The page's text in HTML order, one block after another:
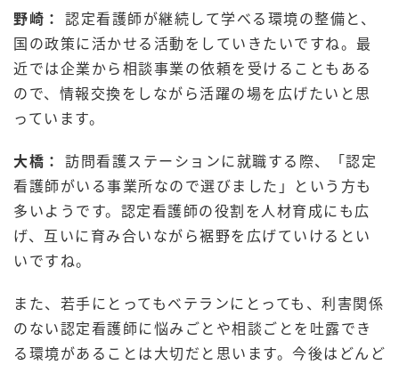
野崎： 認定看護師が継続して学べる環境の整備と、
国の政策に活かせる活動をしていきたいですね。最
近では企業から相談事業の依頼を受けることもある
ので、情報交換をしながら活躍の場を広げたいと思
っています。
大橋： 訪問看護ステーションに就職する際、「認定
看護師がいる事業所なので選びました」という方も
多いようです。認定看護師の役割を人材育成にも広
げ、互いに育み合いながら裾野を広げていけるとい
いですね。
また、若手にとってもベテランにとっても、利害関係
のない認定看護師に悩みごとや相談ごとを吐露でき
る環境があることは大切だと思います。今後はどんど